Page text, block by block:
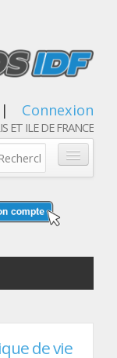
| Connexion
ILE DE FRANCE
de vie